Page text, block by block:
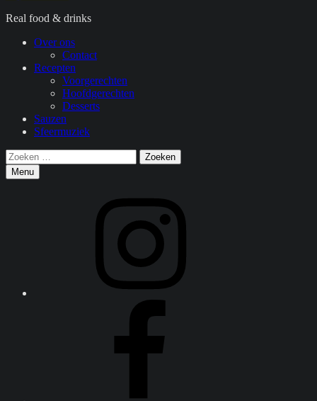
Real food & drinks
Primair
menu
Over ons
Contact
Recepten
Voorgerechten
Hoofdgerechten
Desserts
Sauzen
Sfeermuziek
Zoeken
Zoeken
naar:
Menu